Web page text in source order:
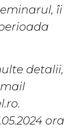
îi
detalii,
ora